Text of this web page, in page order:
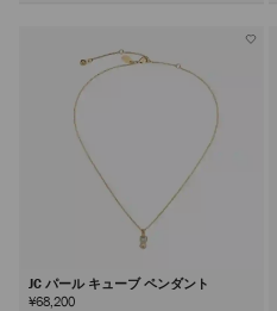
JC パール キューブ ペンダント
¥68,200